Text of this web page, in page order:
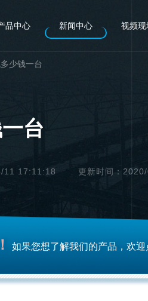
品中心 新闻中心 视频现
少钱一台
台
11 17:11:18 更新时间：
如果您想了解我们的产品，欢迎